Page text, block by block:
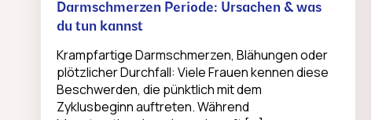
Darmschmerzen Periode: Ursachen & was
du tun kannst
Krampfartige Darmschmerzen, Blähungen oder
plötzlicher Durchfall: Viele Frauen kennen diese
Beschwerden, die pünktlich mit dem
Zyklusbeginn auftreten. Während